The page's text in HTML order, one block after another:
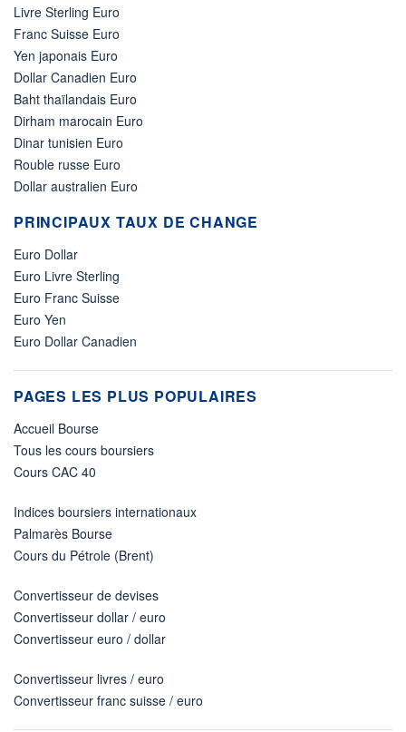
Livre Sterling Euro
Franc Suisse Euro
Yen japonais Euro
Dollar Canadien Euro
Baht thaïlandais Euro
Dirham marocain Euro
Dinar tunisien Euro
Rouble russe Euro
Dollar australien Euro
PRINCIPAUX TAUX DE CHANGE
Euro Dollar
Euro Livre Sterling
Euro Franc Suisse
Euro Yen
Euro Dollar Canadien
PAGES LES PLUS POPULAIRES
Accueil Bourse
Tous les cours boursiers
Cours CAC 40
Indices boursiers internationaux
Palmarès Bourse
Cours du Pétrole (Brent)
Convertisseur de devises
Convertisseur dollar / euro
Convertisseur euro / dollar
Convertisseur livres / euro
Convertisseur franc suisse / euro